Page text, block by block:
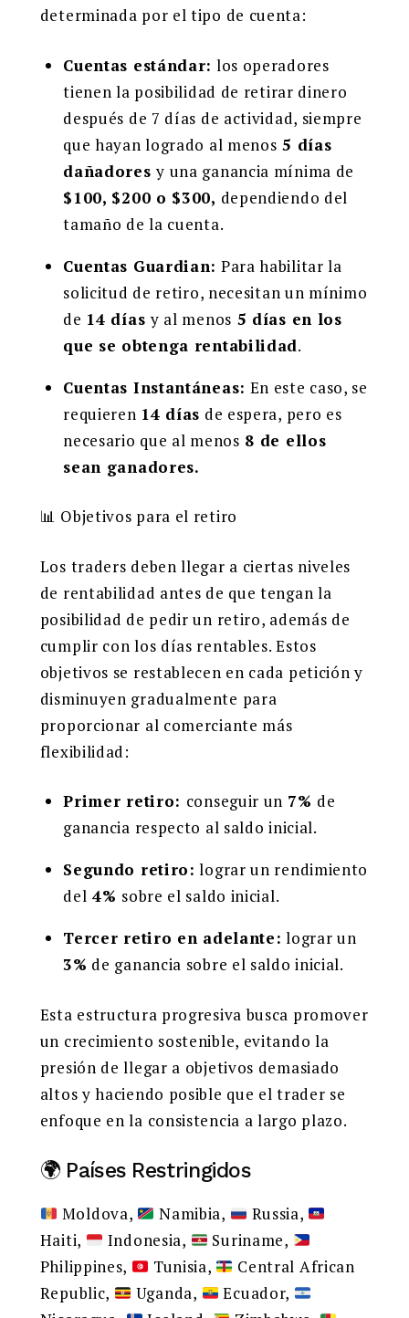
determinada por el tipo de cuenta:
Cuentas estándar: los operadores
tienen la posibilidad de retirar dinero
después de 7 días de actividad, siempre
que hayan logrado al menos 5 días
dañadoresy una ganancia mínima de
$100, $200 o $300, dependiendo del
tamaño de la cuenta.
Cuentas Guardian: Para habilitar la
solicitud de retiro, necesitan un mínimo
de 14 díasy al menos 5 días en los
que se obtenga rentabilidad.
Cuentas Instantáneas: En este caso, se
requieren 14 días de espera, pero es
necesario que al menos 8 de ellos
sean ganadores.
📊 Objetivos para el retiro
Los traders deben llegar a ciertas niveles
de rentabilidad antes de que tengan la
posibilidad de pedir un retiro, además de
cumplir con los días rentables. Estos
objetivos se restablecen en cada petición y
disminuyen gradualmente para
proporcionar al comerciante más
flexibilidad:
Primer retiro: conseguir un 7% de
ganancia respecto al saldo inicial.
Segundo retiro: lograr un rendimiento
del 4% sobre el saldo inicial.
Tercer retiro en adelante: lograr un
3% de ganancia sobre el saldo inicial.
Esta estructura progresiva busca promover
un crecimiento sostenible, evitando la
presión de llegar a objetivos demasiado
altos y haciendo posible que el trader se
enfoque en la consistencia a largo plazo.
🌍 Países Restringidos
Moldova, Namibia,
Russia,
Haiti,
Indonesia,
Suriname,
Philippines,
Tunisia,
Central African
Republic,
Uganda,
Ecuador,